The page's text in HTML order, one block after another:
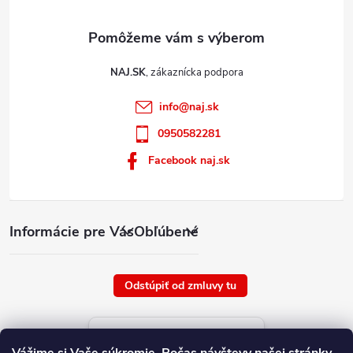
Informácie pre VásObľúbené
NAJ.SK
info@naj.sk
0950582281
Facebook naj.sk
Odstúpiť od zmluvy tu
Aktuálne ceny tovaru